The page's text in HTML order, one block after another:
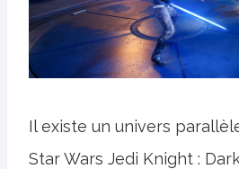
Il existe un univers
Star Wars Jedi Knight :